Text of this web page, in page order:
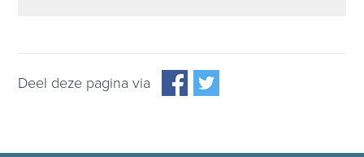
Deel deze pagina via